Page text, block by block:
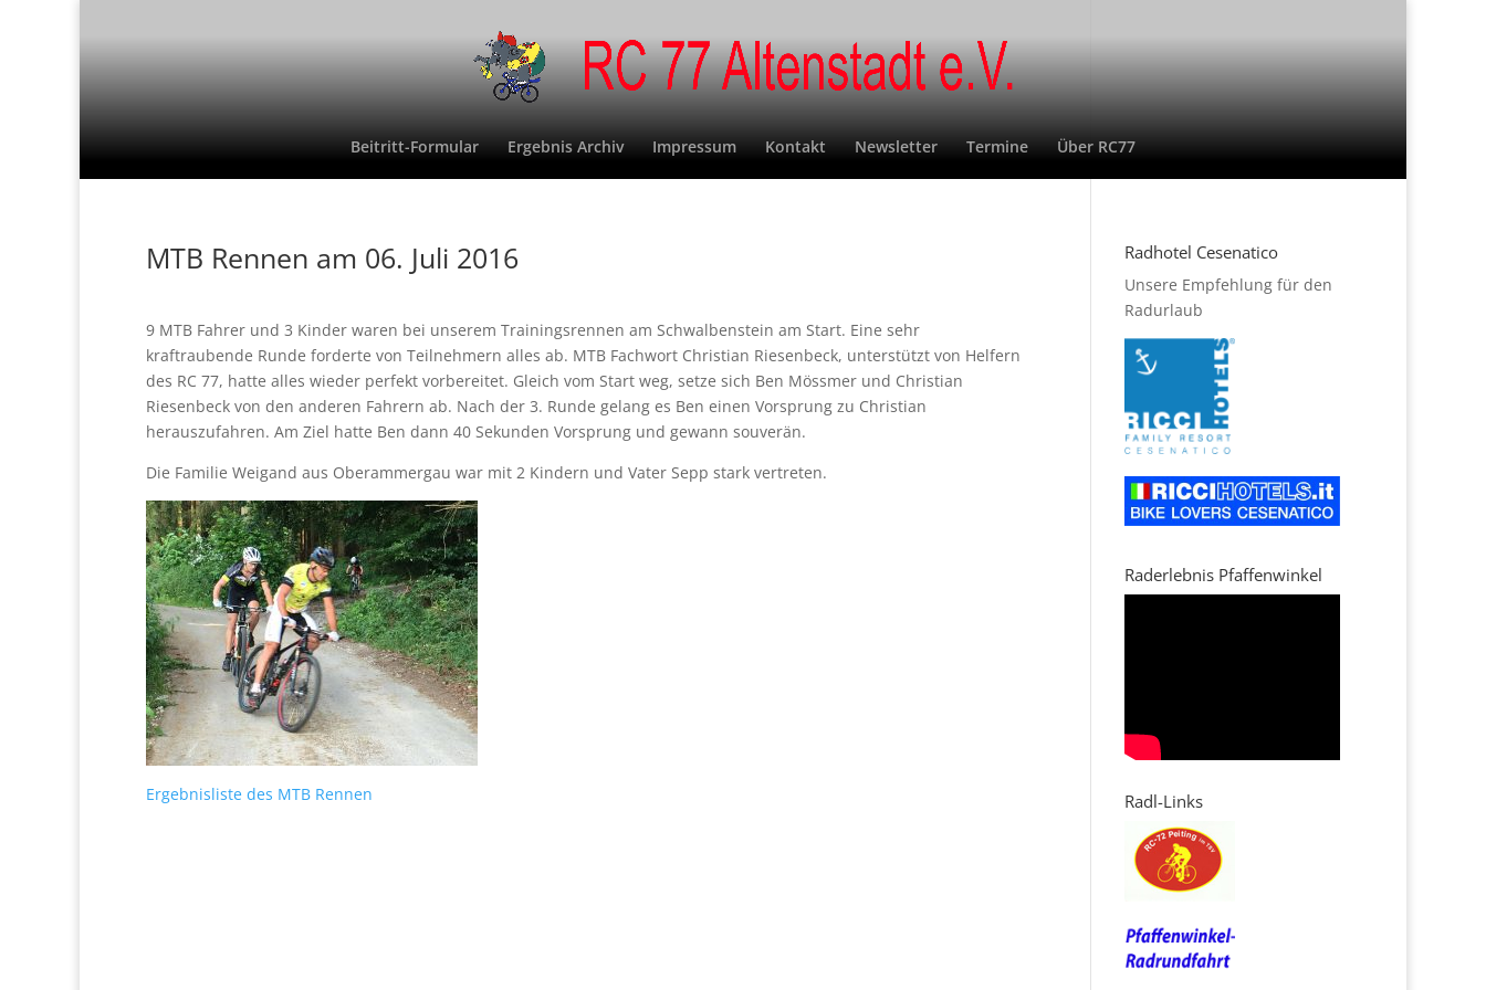
Beitritt-Formular Ergebnis Archiv Impressum Kontakt Newsletter Termine Über RC77
MTB Rennen am 06. Juli 2016
9 MTB Fahrer und 3 Kinder waren bei unserem Trainingsrennen am Schwalbenstein am Start. Eine sehr
kraftraubende Runde forderte von Teilnehmern alles ab. MTB Fachwort Christian Riesenbeck, unterstützt von Helfern
des RC 77, hatte alles wieder perfekt vorbereitet. Gleich vom Start weg, setze sich Ben Mössmer und Christian
Riesenbeck von den anderen Fahrern ab. Nach der 3. Runde gelang es Ben einen Vorsprung zu Christian
herauszufahren. Am Ziel hatte Ben dann 40 Sekunden Vorsprung und gewann souverän.
Die Familie Weigand aus Oberammergau war mit 2 Kindern und Vater Sepp stark vertreten.
Ergebnisliste des MTB Rennen
Radhotel Cesenatico
Unsere Empfehlung für den
Radurlaub
Raderlebnis Pfaffenwinkel
Radl-Links